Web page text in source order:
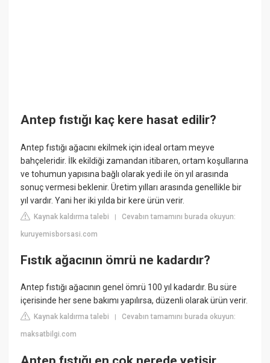
Antep fıstığı kaç kere hasat edilir?
Antep fıstığı ağacını ekilmek için ideal ortam meyve
bahçeleridir. İlk ekildiği zamandan itibaren, ortam koşullarına
ve tohumun yapısına bağlı olarak yedi ile ön yıl arasında
sonuç vermesi beklenir. Üretim yılları arasında genellikle bir
yıl vardır. Yani her iki yılda bir kere ürün verir.
Kaynak kaldırma talebi |Cevabın tamamını burada okuyun:
kuruyemisborsasi.com
Fıstık ağacının ömrü ne kadardır?
Antep fıstığı ağacının genel ömrü 100 yıl kadardır. Bu süre
içerisinde her sene bakımı yapılırsa, düzenli olarak ürün verir.
Kaynak kaldırma talebi |Cevabın tamamını burada okuyun:
maksatbilgi.com